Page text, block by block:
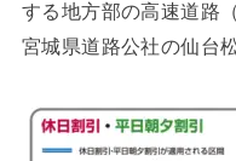
する地方部の高速道路
宮城県道路公社の仙台